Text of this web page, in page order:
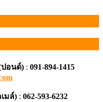
อนด์) : 091-894-1415
มล์) : 062-593-6232